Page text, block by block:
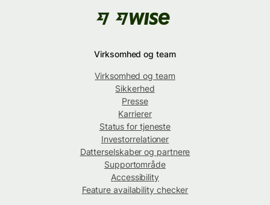
Virksomhed og team
Virksomhed og team
Sikkerhed
Presse
Karrierer
Status for tjeneste
Investorrelationer
Datterselskaber og partnere
Supportområde
Accessibility
Feature availability checker